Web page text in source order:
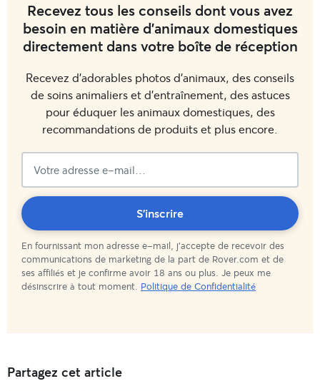
Recevez tous les conseils dont vous avez
besoin en matière d'animaux domestiques
directement dans votre boîte de réception
Recevez d'adorables photos d'animaux, des conseils
de soins animaliers et d'entraînement, des astuces
pour éduquer les animaux domestiques, des
recommandations de produits et plus encore.
En fournissant mon adresse e-mail, j'accepte de recevoir des
communications de marketing de la part de Rover.com et de
ses affiliés et je confirme avoir 18 ans ou plus. Je peux me
désinscrire à tout moment. Politique de Confidentialité
S'inscrire
Vous
êtes
abonné(e)
Partagez cet article